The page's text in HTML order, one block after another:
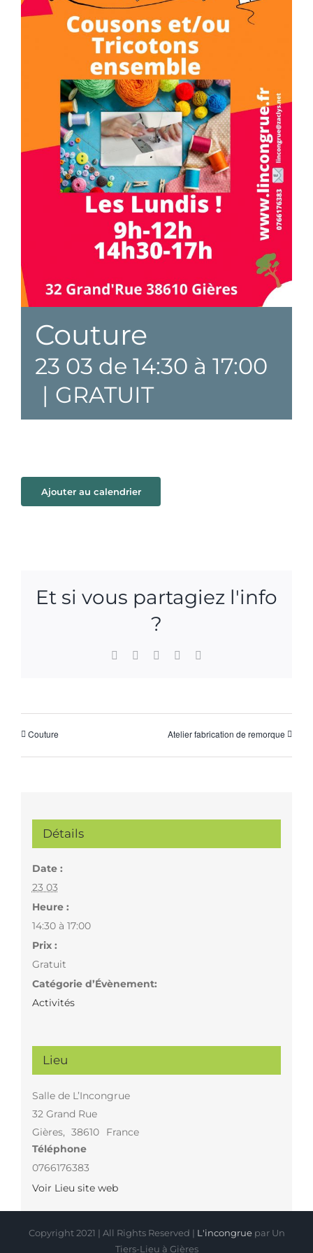
Couture
23 03 de 14:30 à 17:00
| GRATUIT
Ajouter au calendrier
Et si vous partagiez l'info
?
Facebook WhatsApp
Pinterest
Couture Atelier fabrication de remorque
Détails
Date :
23 03
Heure :
14:30 à 17:00
Prix :
Gratuit
Catégorie d’Évènement:
Activités
Lieu
Salle de L’Incongrue
32 Grand Rue
Gières, 38610
France
Téléphone
0766176383
Voir Lieu site web
Copyright 2021 | All Rights Reserved | L'incongruepar Un
Tiers-Lieu à Gières